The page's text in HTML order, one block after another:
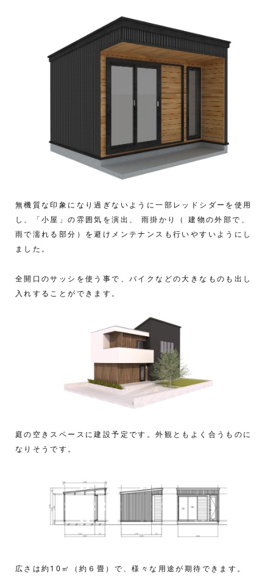
無機質な印象になり過ぎないように一部レッドシダーを使用
し、「小屋」の雰囲気を演出、 雨掛かり（ 建物の外部で、
雨で濡れる部分）を避けメンテナンスも行いやすいようにし
ました。
全開口のサッシを使う事で、バイクなどの大きなものも出し
入れすることができます。
庭の空きスペースに建設予定です。外観ともよく合うものに
なりそうです。
広さは約10㎡（約６畳）で、様々な用途が期待できます。